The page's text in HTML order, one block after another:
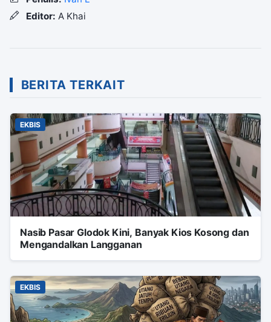
Editor: A Khai
BERITA TERKAIT
EKBIS
Nasib Pasar Glodok Kini, Banyak Kios Kosong dan
Mengandalkan Langganan
EKBIS